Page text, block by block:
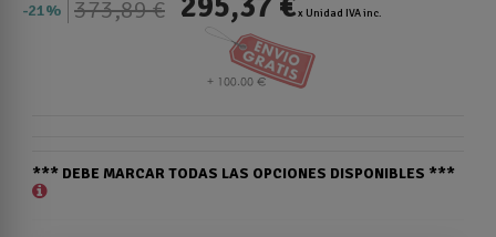
21% 373,89 € x Unidad IVA inc.
*** DEBE MARCAR TODAS LAS OPCIONES DISPONIBLES ***